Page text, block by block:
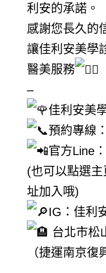
利安的承諾。
感謝您長久的
讓佳利安美學
醫美服務
–
佳利安美
預約專線
官方Line
(也可以點選主
址加入哦)
IG：佳利
台北市松
（捷運南京復